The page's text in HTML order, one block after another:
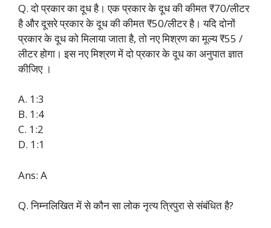
Q. दो प्रकार का दूध है। एक प्रकार के दूध की कीमत ₹70/लीटर
है और दूसरे प्रकार के दूध की कीमत ₹50/लीटर है। यदि दोनों
प्रकार के दूध को मिलाया जाता है, तो नए मिश्रण का मूल्य ₹55 /
लीटर होगा। इस नए मिश्रण में दो प्रकार के दूध का अनुपात ज्ञात
कीजिए ।
A. 1:3
B. 1:4
C. 1:2
D. 1:1
Ans: A
Q. निम्नलिखित में से कौन सा लोक नृत्य त्रिपुरा से संबंधित है?